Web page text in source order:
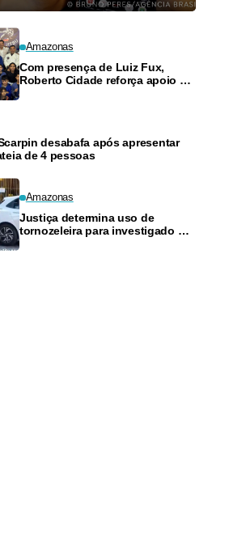
Amazonas
Com presença de Luiz Fux,
Roberto Cidade reforça apoio a
desabafa após apresentar
de 4 pessoas
Amazonas
Justiça determina uso de
tornozeleira para investigado por